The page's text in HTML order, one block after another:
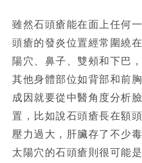
雖然石頭瘡能在面上任何
頭瘡的發炎位置經常圍繞
陽穴、鼻子、雙頰和下巴
其他身體部位如背部和前
成因就要從中醫角度分析
置，比如說石頭瘡長在額
壓力過大，肝臟存了不少
太陽穴的石頭瘡則很可能